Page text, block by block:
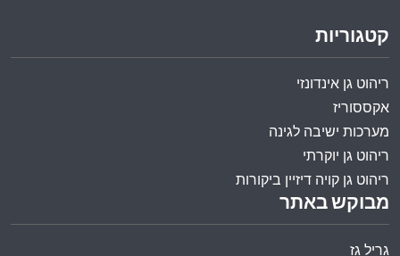
מבוקש באתר
גריל גז
קטגוריות
ריהוט גן אינדונזי
אקססוריז
מערכות ישיבה לגינה
ריהוט גן יוקרתי
ריהוט גן קויה דיזיין ביקורות